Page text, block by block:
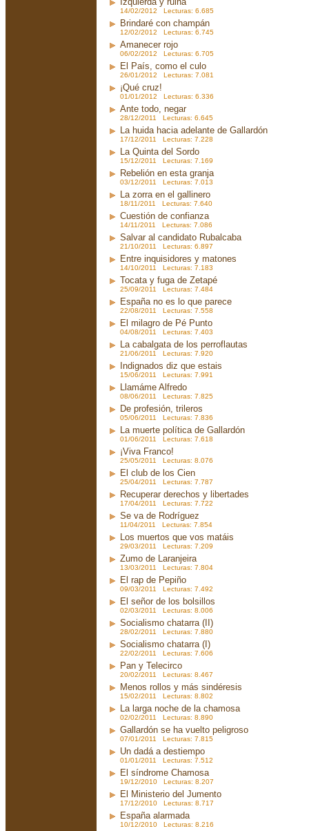
14/02/2012 Lecturas: 6.685
Brindaré con champán
12/02/2012 Lecturas: 6.745
Amanecer rojo
06/02/2012 Lecturas: 6.705
El País, como el culo
26/01/2012 Lecturas: 7.081
¡Qué cruz!
01/01/2012 Lecturas: 6.336
Ante todo, negar
28/12/2011 Lecturas: 6.645
La huida hacia adelante de Gallardón
17/12/2011 Lecturas: 7.228
La Quinta del Sordo
15/12/2011 Lecturas: 7.169
Rebelión en esta granja
03/12/2011 Lecturas: 7.013
La zorra en el gallinero
18/11/2011 Lecturas: 7.640
Cuestión de confianza
14/11/2011 Lecturas: 7.086
Salvar al candidato Rubalcaba
21/10/2011 Lecturas: 6.897
Entre inquisidores y matones
14/10/2011 Lecturas: 7.183
Tocata y fuga de Zetapé
25/09/2011 Lecturas: 7.484
España no es lo que parece
22/08/2011 Lecturas: 7.558
El milagro de Pé Punto
04/08/2011 Lecturas: 7.403
La cabalgata de los perroflautas
21/06/2011 Lecturas: 7.920
Indignados diz que estais
15/06/2011 Lecturas: 7.991
Llamáme Alfredo
08/06/2011 Lecturas: 7.825
De profesión, trileros
05/06/2011 Lecturas: 7.836
La muerte política de Gallardón
01/06/2011 Lecturas: 7.618
¡Viva Franco!
25/05/2011 Lecturas: 8.076
El club de los Cien
25/04/2011 Lecturas: 7.787
Recuperar derechos y libertades
17/04/2011 Lecturas: 7.722
Se va de Rodríguez
11/04/2011 Lecturas: 7.854
Los muertos que vos matáis
29/03/2011 Lecturas: 7.209
Zumo de Laranjeira
13/03/2011 Lecturas: 7.804
El rap de Pepiño
09/03/2011 Lecturas: 7.492
El señor de los bolsillos
02/03/2011 Lecturas: 8.006
Socialismo chatarra (II)
28/02/2011 Lecturas: 7.880
Socialismo chatarra (I)
22/02/2011 Lecturas: 7.606
Pan y Telecirco
20/02/2011 Lecturas: 8.467
Menos rollos y más sindéresis
15/02/2011 Lecturas: 8.802
La larga noche de la chamosa
02/02/2011 Lecturas: 8.890
Gallardón se ha vuelto peligroso
07/01/2011 Lecturas: 7.815
Un dadá a destiempo
01/01/2011 Lecturas: 7.512
El síndrome Chamosa
19/12/2010 Lecturas: 8.207
El Ministerio del Jumento
17/12/2010 Lecturas: 8.717
España alarmada
10/12/2010 Lecturas: 8.216